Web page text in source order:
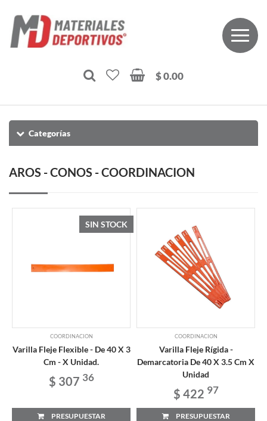
$ 0.00
Categorías
AROS - CONOS - COORDINACION
SIN STOCK
COORDINACION
Varilla Fleje Flexible - De 40 X 3
Cm - X Unidad.
$ 307 36
PRESUPUESTAR
COORDINACION
Varilla Fleje Rígida -
Demarcatoria De 40 X 3.5 Cm X
Unidad
$ 422 97
PRESUPUESTAR